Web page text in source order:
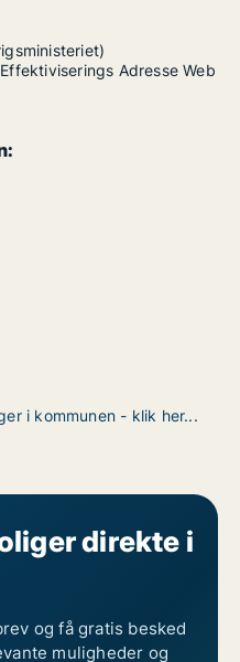
Adresse Web
i kommunen - klik her...
direkte i
og få gratis besked
muligheder og